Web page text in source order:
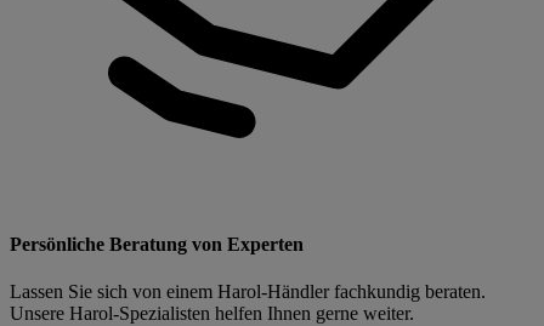
Persönliche Beratung von Experten
Lassen Sie sich von einem Harol-Händler fachkundig beraten.
Unsere Harol-Spezialisten helfen Ihnen gerne weiter.